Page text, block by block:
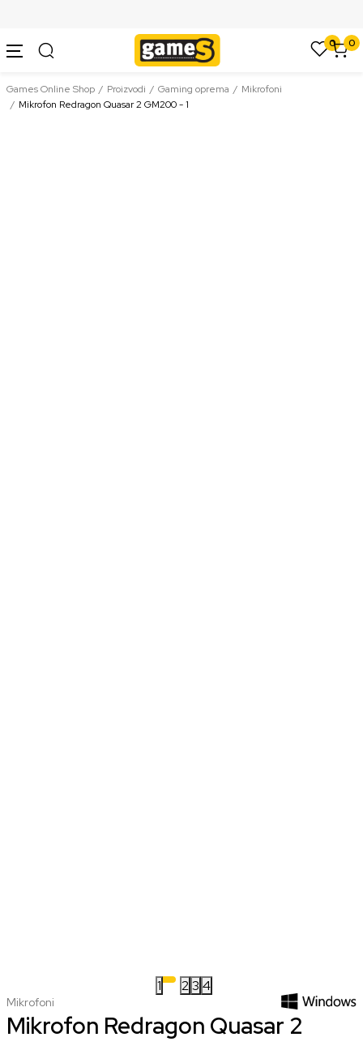
0 0
Games Online Shop Proizvodi Gaming oprema
Mikrofoni
Mikrofon Redragon Quasar 2 GM200 - 1
1 23 4
Mikrofoni
Mikrofon Redragon Quasar 2